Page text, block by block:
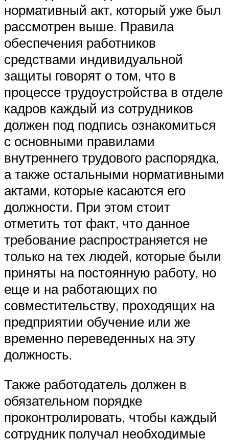
нормативный акт, который уже был
рассмотрен выше. Правила
обеспечения работников
средствами индивидуальной
защиты говорят о том, что в
процессе трудоустройства в отделе
кадров каждый из сотрудников
должен под подпись ознакомиться
с основными правилами
внутреннего трудового распорядка,
а также остальными нормативными
актами, которые касаются его
должности. При этом стоит
отметить тот факт, что данное
требование распространяется не
только на тех людей, которые были
приняты на постоянную работу, но
еще и на работающих по
совместительству, проходящих на
предприятии обучение или же
временно переведенных на эту
должность.
Также работодатель должен в
обязательном порядке
проконтролировать, чтобы каждый
сотрудник получал необходимые